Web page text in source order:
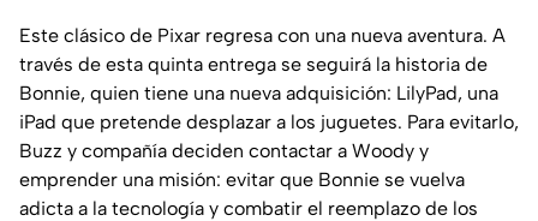
Este clásico de Pixar regresa con una nueva aventura. A
través de esta quinta entrega se seguirá la historia de
Bonnie, quien tiene una nueva adquisición: LilyPad, una
iPad que pretende desplazar a los juguetes. Para evitarlo,
Buzz y compañía deciden contactar a Woody y
emprender una misión: evitar que Bonnie se vuelva
adicta a la tecnología y combatir el reemplazo de los